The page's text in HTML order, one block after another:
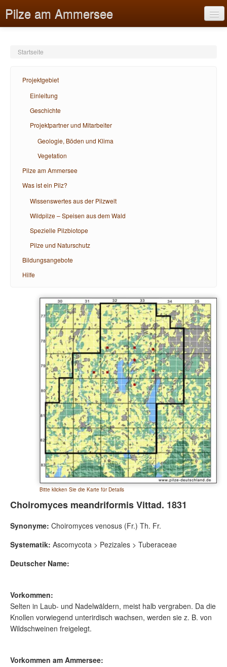
Pilze am Ammersee
Pilze am Ammersee
Was ist ein Pilz?
Bildungsangebote
Startseite
Projektgebiet
Einleitung
Geschichte
Projektpartner und Mitarbeiter
Geologie, Böden und Klima
Vegetation
Pilze am Ammersee
Was ist ein Pilz?
Wissenswertes aus der Pilzwelt
Wildpilze – Speisen aus dem Wald
Spezielle Pilzbiotope
Pilze und Naturschutz
Bildungsangebote
Hilfe
Bitte klicken Sie die Karte für Details
Choiromyces meandriformis Vittad. 1831
Synonyme: Choiromyces venosus (Fr.) Th. Fr.
Systematik: Ascomycota > Pezizales > Tuberaceae
Deutscher Name:
Vorkommen:
Selten in Laub- und Nadelwäldern, meist halb vergraben. Da die
Knollen vorwiegend unterirdisch wachsen, werden sie z. B. von
Wildschweinen freigelegt.
Vorkommen am Ammersee: